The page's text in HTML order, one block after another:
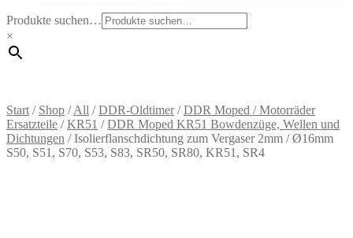
Produkte suchen…
×
Start / Shop /All /DDR-Oldtimer/DDR Moped / Motorräder
Ersatzteile /KR51 /DDR Moped KR51 Bowdenzüge, Wellen und
Dichtungen /Isolierflanschdichtung zum Vergaser 2mm / Ø16mm
S50, S51, S70, S53, S83, SR50, SR80, KR51, SR4